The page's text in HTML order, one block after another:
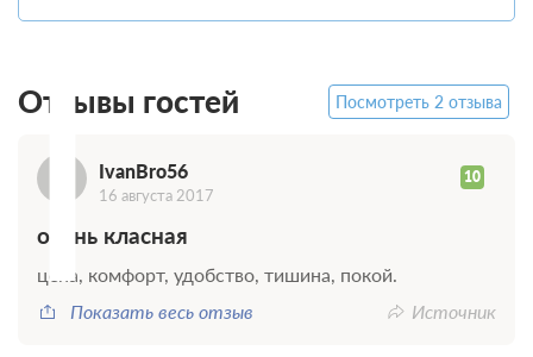
Отзывы гостей Посмотреть 2 отзыва
IIvanBro56 10
16 августа 2017
очень класная
цена, комфорт, удобство, тишина, покой.
Показать весь отзыв
Источник